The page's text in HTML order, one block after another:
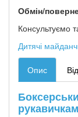
Обмін/
Консультуємо
Дитячі
Опис